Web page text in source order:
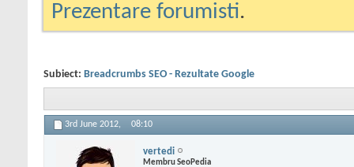
Prezentare forumisti.
Subiect: Breadcrumbs SEO - Rezultate Google
3rd June 2012, 08:10
vertedi
Membru SeoPedia